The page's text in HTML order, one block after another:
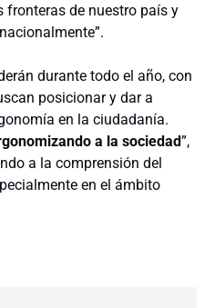
fronteras de nuestro país y
durante todo el año, con
posicionar y dar a
en la ciudadanía.
a la sociedad”,
a la comprensión del
en el ámbito